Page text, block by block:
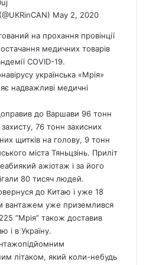
May 2, 2020
на прохання провінції
медичних товарів
COVID-19.
українська «Мрія»
надважливі медичні
до Варшави 96 тонн
захисту, 76 тонн захисних
щитків на голову, 9 тонн
міста Тяньцзінь. Приліт
ажіотаж і за його
80 тисяч людей.
до Китаю і уже 18
вантажем уже приземлився
“Мрія” також доставив
і в Україну.
літаком, який коли-небудь